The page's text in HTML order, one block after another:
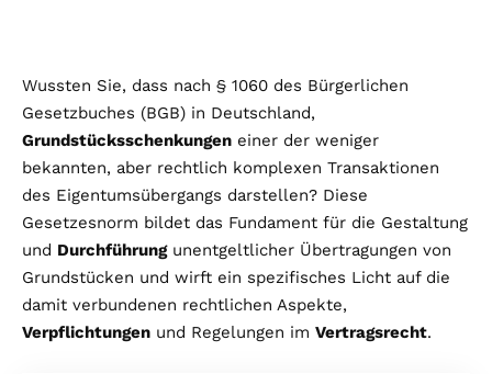
Wussten Sie, dass nach § 1060 des Bürgerlichen
Gesetzbuches (BGB) in Deutschland,
Grundstücksschenkungen einer der weniger
bekannten, aber rechtlich komplexen Transaktionen
des Eigentumsübergangs darstellen? Diese
Gesetzesnorm bildet das Fundament für die Gestaltung
und Durchführungunentgeltlicher Übertragungen von
Grundstücken und wirft ein spezifisches Licht auf die
damit verbundenen rechtlichen Aspekte,
Verpflichtungen und Regelungen im Vertragsrecht.